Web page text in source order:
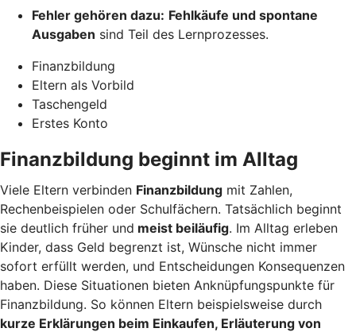
Fehler gehören dazu: Fehlkäufe und spontane
Ausgaben sind Teil des Lernprozesses.
Finanzbildung
Eltern als Vorbild
Taschengeld
Erstes Konto
Finanzbildung beginnt im Alltag
Viele Eltern verbinden Finanzbildung mit Zahlen,
Rechenbeispielen oder Schulfächern. Tatsächlich beginnt
sie deutlich früher und meist beiläufig. Im Alltag erleben
Kinder, dass Geld begrenzt ist, Wünsche nicht immer
sofort erfüllt werden, und Entscheidungen Konsequenzen
haben. Diese Situationen bieten Anknüpfungspunkte für
Finanzbildung. So können Eltern beispielsweise durch
kurze Erklärungen beim Einkaufen, Erläuterung von